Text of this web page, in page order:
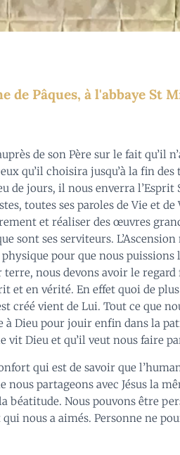
de Pâques, à l'abbaye St
de son Père sur le fait qu’il
qu’il choisira jusqu’à la fin
de jours, il nous enverra l’Esprit
toutes ses paroles de Vie et
et réaliser des œuvres
sont ses serviteurs. L’Ascension
pour que nous puissions
nous devons avoir le
et en vérité. En effet quoi de
créé vient de Lui. Tout ce que
à Dieu pour jouir enfin dans la
Dieu et qu’il veut nous faire
qui est de savoir que
nous partageons avec Jésus la
béatitude. Nous pouvons être
nous a aimés. Personne ne